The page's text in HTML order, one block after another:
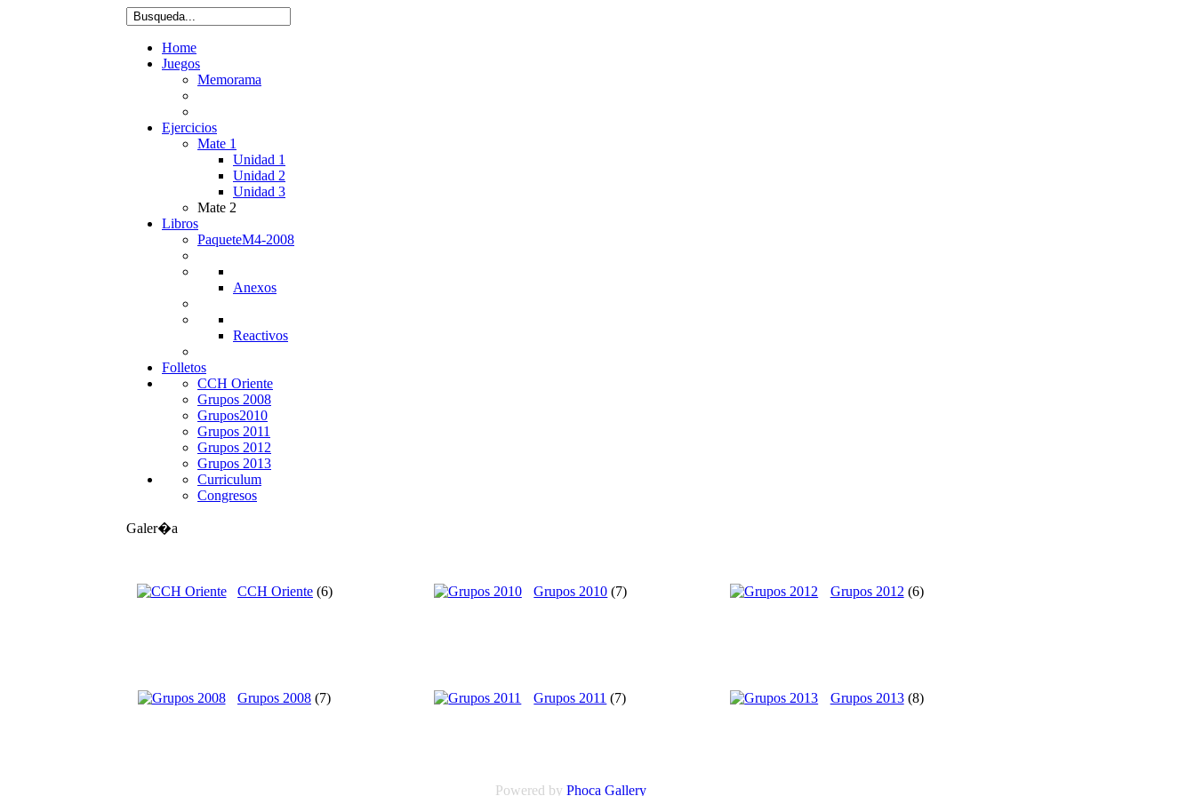
Home
Juegos
Memorama
Ejercicios
Mate 1
Unidad 1
Unidad 2
Unidad 3
Mate 2
Libros
PaqueteM4-2008
Anexos
Reactivos
Folletos
CCH Oriente
Grupos 2008
Grupos2010
Grupos 2011
Grupos 2012
Grupos 2013
Curriculum
Congresos
Galer�a
CCH Oriente (6)
Grupos 2008 (7)
Grupos 2010 (7)
Grupos 2011 (7)
Grupos 2012 (6)
Grupos 2013 (8)
Powered by Phoca Gallery